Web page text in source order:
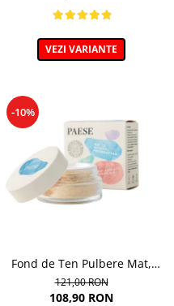
VEZI VARIANTE
-10%
Fond de Ten Pulbere Mat,
nuanta 104W -7g
121,00 RON
108,90 RON